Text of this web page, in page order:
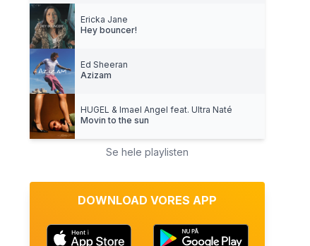
Ericka Jane
Hey bouncer!
Ed Sheeran
Azizam
HUGEL & Imael Angel feat. Ultra Naté
Movin to the sun
Se hele playlisten
DOWNLOAD VORES APP